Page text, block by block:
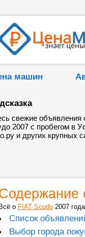
машин
свежие объявления
2007 с пробегом в
и других крупных
Всё о FIAT Scudo 2007
Список
Выбор города